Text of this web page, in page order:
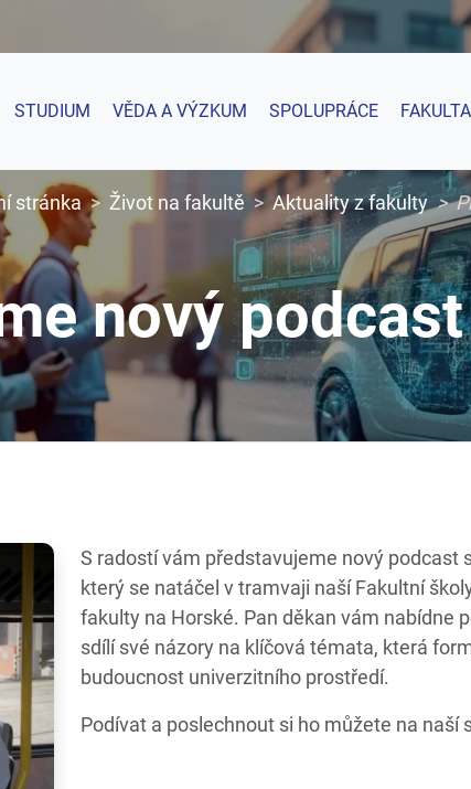
STUDIUM VĚDA A VÝZKUM SPOLUPRÁCE FAKULTA
stránka Život na fakultě Aktuality z fakulty
nový
S radostí vám představujeme nový podcast
který se natáčel v tramvaji naší Fakultní
fakulty na Horské. Pan děkan vám nabídne
sdílí své názory na klíčová témata, která
budoucnost univerzitního prostředí.
Podívat a poslechnout si ho můžete na naší